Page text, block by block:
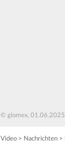
© glomex, 01.06.2025
Video > Nachrichten >